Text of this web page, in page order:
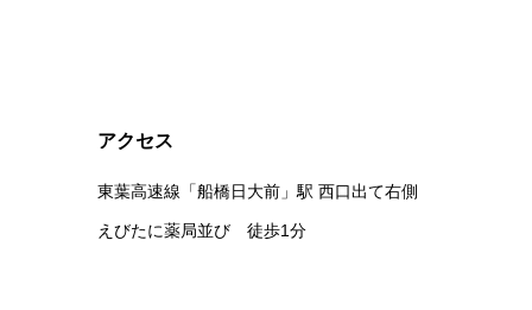
アクセス
東葉高速線「船橋日大前」駅 西口出て右側
えびたに薬局並び 徒歩1分